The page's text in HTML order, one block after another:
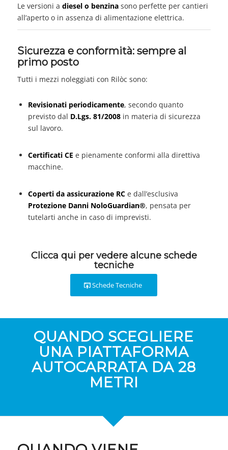
Le versioni a diesel o benzinasono perfette per cantieri
all’aperto o in assenza di alimentazione elettrica.
Sicurezza e conformità: sempre al
primo posto
Tutti i mezzi noleggiati con Rilòc sono:
Revisionati periodicamente, secondo quanto
previsto dal D.Lgs. 81/2008in materia di sicurezza
sul lavoro.
Certificati CE e pienamente conformi alla direttiva
macchine.
Coperti da assicurazione RCe dall’esclusiva
Protezione Danni NoloGuardian®, pensata per
tutelarti anche in caso di imprevisti.
Clicca qui per vedere alcune schede
tecniche
Schede Tecniche
QUANDO SCEGLIERE
UNA PIATTAFORMA
AUTOCARRATA DA 28
METRI